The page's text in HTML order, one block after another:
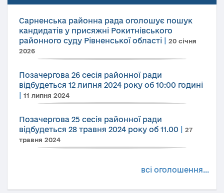
Сарненська районна рада оголошує пошук
кандидатів у присяжні Рокитнівського
районного суду Рівненської області
20 січня
2026
Позачергова 26 сесія районної ради
відбудеться 12 липня 2024 року об 10:00 годині
11 липня 2024
Позачергова 25 сесія районної ради
відбудеться 28 травня 2024 року об 11.00
27
травня 2024
всі оголошення...